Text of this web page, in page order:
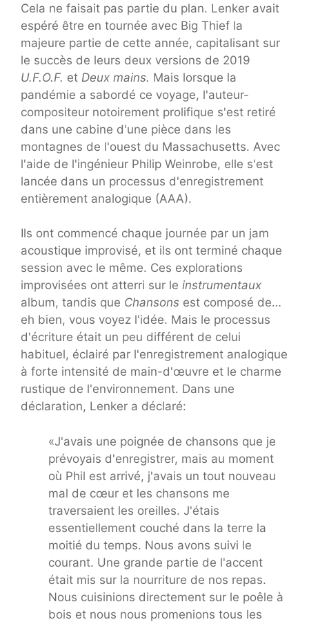
Cela ne faisait pas partie du plan. Lenker avait
espéré être en tournée avec Big Thief la
majeure partie de cette année, capitalisant sur
le succès de leurs deux versions de 2019
U.F.O.F. et Deux mains. Mais lorsque la
pandémie a sabordé ce voyage, l'auteur-
compositeur notoirement prolifique s'est retiré
dans une cabine d'une pièce dans les
montagnes de l'ouest du Massachusetts. Avec
l'aide de l'ingénieur Philip Weinrobe, elle s'est
lancée dans un processus d'enregistrement
entièrement analogique (AAA).
Ils ont commencé chaque journée par un jam
acoustique improvisé, et ils ont terminé chaque
session avec le même. Ces explorations
improvisées ont atterri sur le instrumentaux
album, tandis que Chansons est composé de…
eh bien, vous voyez l'idée. Mais le processus
d'écriture était un peu différent de celui
habituel, éclairé par l'enregistrement analogique
à forte intensité de main-d'œuvre et le charme
rustique de l'environnement. Dans une
déclaration, Lenker a déclaré:
«J'avais une poignée de chansons que je
prévoyais d'enregistrer, mais au moment
où Phil est arrivé, j'avais un tout nouveau
mal de cœur et les chansons me
traversaient les oreilles. J'étais
essentiellement couché dans la terre la
moitié du temps. Nous avons suivi le
courant. Une grande partie de l'accent
était mis sur la nourriture de nos repas.
Nous cuisinions directement sur le poêle à
bois et nous nous promenions tous les